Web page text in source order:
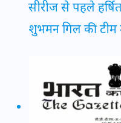
सीरीज से पहले
शुभमन गिल की टीम